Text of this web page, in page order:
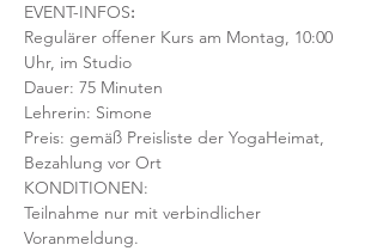
EVENT-INFOS:
Regulärer offener Kurs am Montag, 10:00
Uhr, im Studio
Dauer: 75 Minuten
Lehrerin: Simone
Preis: gemäß Preisliste der YogaHeimat,
Bezahlung vor Ort
KONDITIONEN:
Teilnahme nur mit verbindlicher
Voranmeldung.